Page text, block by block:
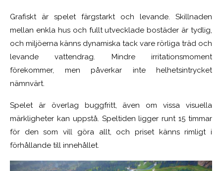
Grafiskt är spelet färgstarkt och levande. Skillnaden
mellan enkla hus och fullt utvecklade bostäder är tydlig,
och miljöerna känns dynamiska tack vare rörliga träd och
levande vattendrag. Mindre irritationsmoment
förekommer, men påverkar inte helhetsintrycket
nämnvärt.
Spelet är överlag buggfritt, även om vissa visuella
märkligheter kan uppstå. Speltiden ligger runt 15 timmar
för den som vill göra allt, och priset känns rimligt i
förhållande till innehållet.